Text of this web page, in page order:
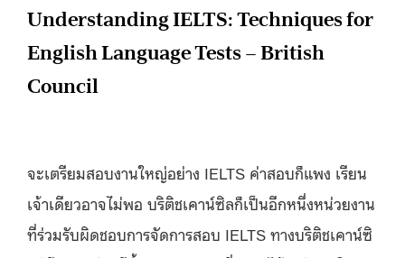
Understanding IELTS: Techniques for
English Language Tests – British
Council
จะเตรียมสอบงานใหญ่อย่าง IELTS ค่าสอบก็แพง เรียน
เจ้าเดียวอาจไม่พอ บริติชเคาน์ซิลก็เป็นอีกหนึ่งหน่วยงาน
ที่ร่วมรับผิดชอบการจัดการสอบ IELTS ทางบริติชเคาน์ซิ